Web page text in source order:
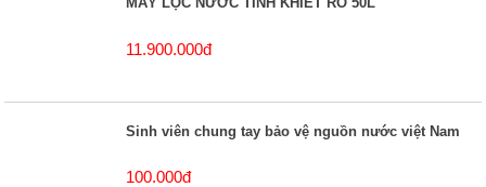
11.900.000đ
Sinh viên chung tay bảo vệ nguồn nước việt Nam
100.000đ